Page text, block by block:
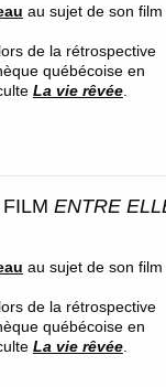
au sujet de son film
de la rétrospective
québécoise en
La vie rêvée.
ENTRE
au sujet de son film
de la rétrospective
québécoise en
La vie rêvée.